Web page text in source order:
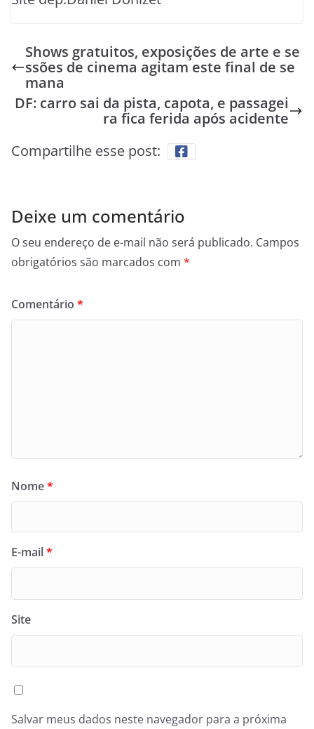
Shows gratuitos, exposições de arte e se
ssões de cinema agitam este final de se
mana
DF: carro sai da pista, capota, e passagei
ra fica ferida após acidente
Compartilhe esse post:
Deixe um comentário
O seu endereço de e-mail não será publicado. Campos
obrigatórios são marcados com *
Comentário *
Nome*
E-mail*
Site
Salvar meus dados neste navegador para a próxima